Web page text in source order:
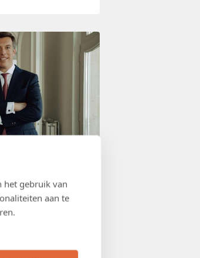
het gebruik van
aan te